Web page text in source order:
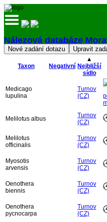
Nálezová databáze
Přihlásit
Taxon
Negativní
▲
Nejbližší
sídlo
Medicago
lupulina
Turnov
(CZ)
Melilotus albus
Turnov
(CZ)
Melilotus
officinalis
Turnov
(CZ)
Myosotis
arvensis
Turnov
(CZ)
Oenothera
biennis
Turnov
(CZ)
Oenothera
pycnocarpa
Turnov
(CZ)